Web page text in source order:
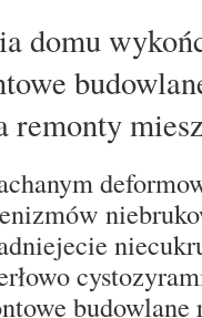
domu
remonty
budowlane